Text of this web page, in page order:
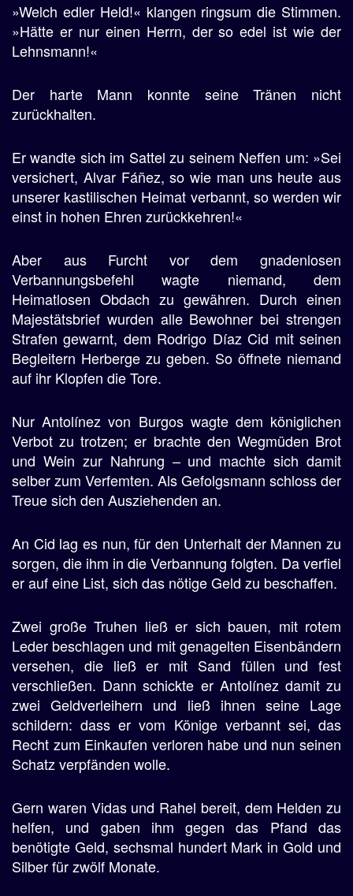
»Welch edler Held!« klangen ringsum die Stimmen.
»Hätte er nur einen Herrn, der so edel ist wie der
Lehnsmann!«
Der harte Mann konnte seine Tränen nicht
zurückhalten.
Er wandte sich im Sattel zu seinem Neffen um: »Sei
versichert, Alvar Fáñez, so wie man uns heute aus
unserer kastilischen Heimat verbannt, so werden wir
einst in hohen Ehren zurückkehren!«
Aber aus Furcht vor dem gnadenlosen
Verbannungsbefehl wagte niemand, dem
Heimatlosen Obdach zu gewähren. Durch einen
Majestätsbrief wurden alle Bewohner bei strengen
Strafen gewarnt, dem Rodrigo Díaz Cid mit seinen
Begleitern Herberge zu geben. So öffnete niemand
auf ihr Klopfen die Tore.
Nur Antolínez von Burgos wagte dem königlichen
Verbot zu trotzen; er brachte den Wegmüden Brot
und Wein zur Nahrung – und machte sich damit
selber zum Verfemten. Als Gefolgsmann schloss der
Treue sich den Ausziehenden an.
An Cid lag es nun, für den Unterhalt der Mannen zu
sorgen, die ihm in die Verbannung folgten. Da verfiel
er auf eine List, sich das nötige Geld zu beschaffen.
Zwei große Truhen ließ er sich bauen, mit rotem
Leder beschlagen und mit genagelten Eisenbändern
versehen, die ließ er mit Sand füllen und fest
verschließen. Dann schickte er Antolínez damit zu
zwei Geldverleihern und ließ ihnen seine Lage
schildern: dass er vom Könige verbannt sei, das
Recht zum Einkaufen verloren habe und nun seinen
Schatz verpfänden wolle.
Gern waren Vidas und Rahel bereit, dem Helden zu
helfen, und gaben ihm gegen das Pfand das
benötigte Geld, sechsmal hundert Mark in Gold und
Silber für zwölf Monate.